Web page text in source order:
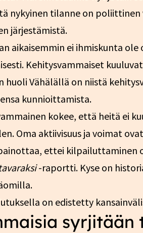
nykyinen tilanne on
järjestämistä.
aikaisemmin ei ihmiskunta
Kehitysvammaiset
huoli Vähälällä on niistä
kunnioittamista.
kokee, että heitä ei
Oma aktiivisuus ja voimat
ettei kilpailuttaminen
-raportti. Kyse on
on edistetty
syrjitään